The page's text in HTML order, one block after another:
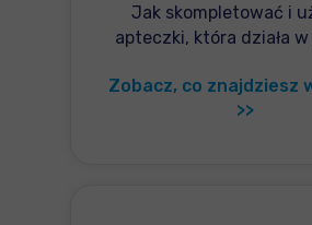
Jak skompletować i
apteczki, która działa
Zobacz, co znajdziesz
>>